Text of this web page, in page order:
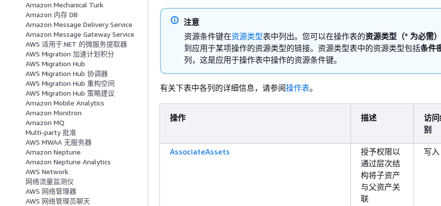
Amazon Mechanical Turk
Amazon 内存 DB
Amazon Message Delivery Service
Amazon Message Gateway Service
AWS 适用于.NET 的微服务提取器
AWS Migration 加速计划积分
AWS Migration Hub
AWS Migration Hub 协调器
AWS Migration Hub 重构空间
AWS Migration Hub 策略建议
Amazon Mobile Analytics
Amazon Monitron
Amazon MQ
Multi-party 批准
AWS MWAA 无服务器
Amazon Neptune
Amazon Neptune Analytics
AWS Network
网络流量监测仪
AWS 网络管理器
AWS 网络管理员聊天
注意
资源条件键在资源类型表中列出。您可以在操作表的资源类型（* 为必需）
到应用于某项操作的资源类型的链接。资源类型表中的资源类型包括条件
列，这是应用于操作表中操作的资源条件键。
有关下表中各列的详细信息，请参阅操作表。
操作 描述
访
别
AssociateAssets
授予权限以
通过层次结
构将子资产
与父资产关
联
写入